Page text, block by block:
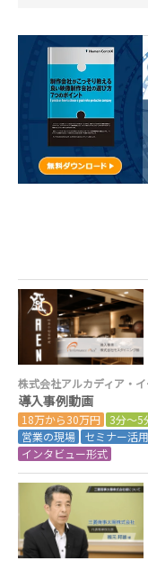
株式会社アルカディア・
導入事例動画
18万から30万円 3分～5
営業の現場
セミナー活用
インタビュー形式